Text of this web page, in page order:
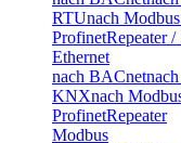
RTUnach
ProfinetRepeater /
Ethernet
nach BACnet
KNXnach
ProfinetRepeater
Modbus